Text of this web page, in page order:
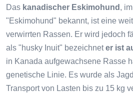
Das kanadischer Eskimohund ,
"Eskimohund" bekannt, ist eine
verwirrten Rassen. Er wird jedoch
als "husky Inuit" bezeichneter ist
in Kanada aufgewachsene Rasse
genetische Linie. Es wurde als
Transport von Lasten bis zu 15 kg